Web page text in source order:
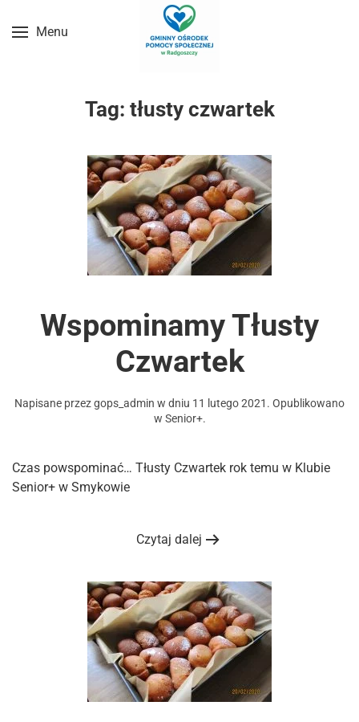
Przejdź do treści głównej
Menu
Tag: tłusty czwartek
Wspominamy Tłusty
Czwartek
Napisane przezgops_admin w dniu 11 lutego 2021 . Opublikowano
w Senior+.
Czas powspominać… Tłusty Czwartek rok temu w Klubie
Senior+ w Smykowie
Czytaj dalej